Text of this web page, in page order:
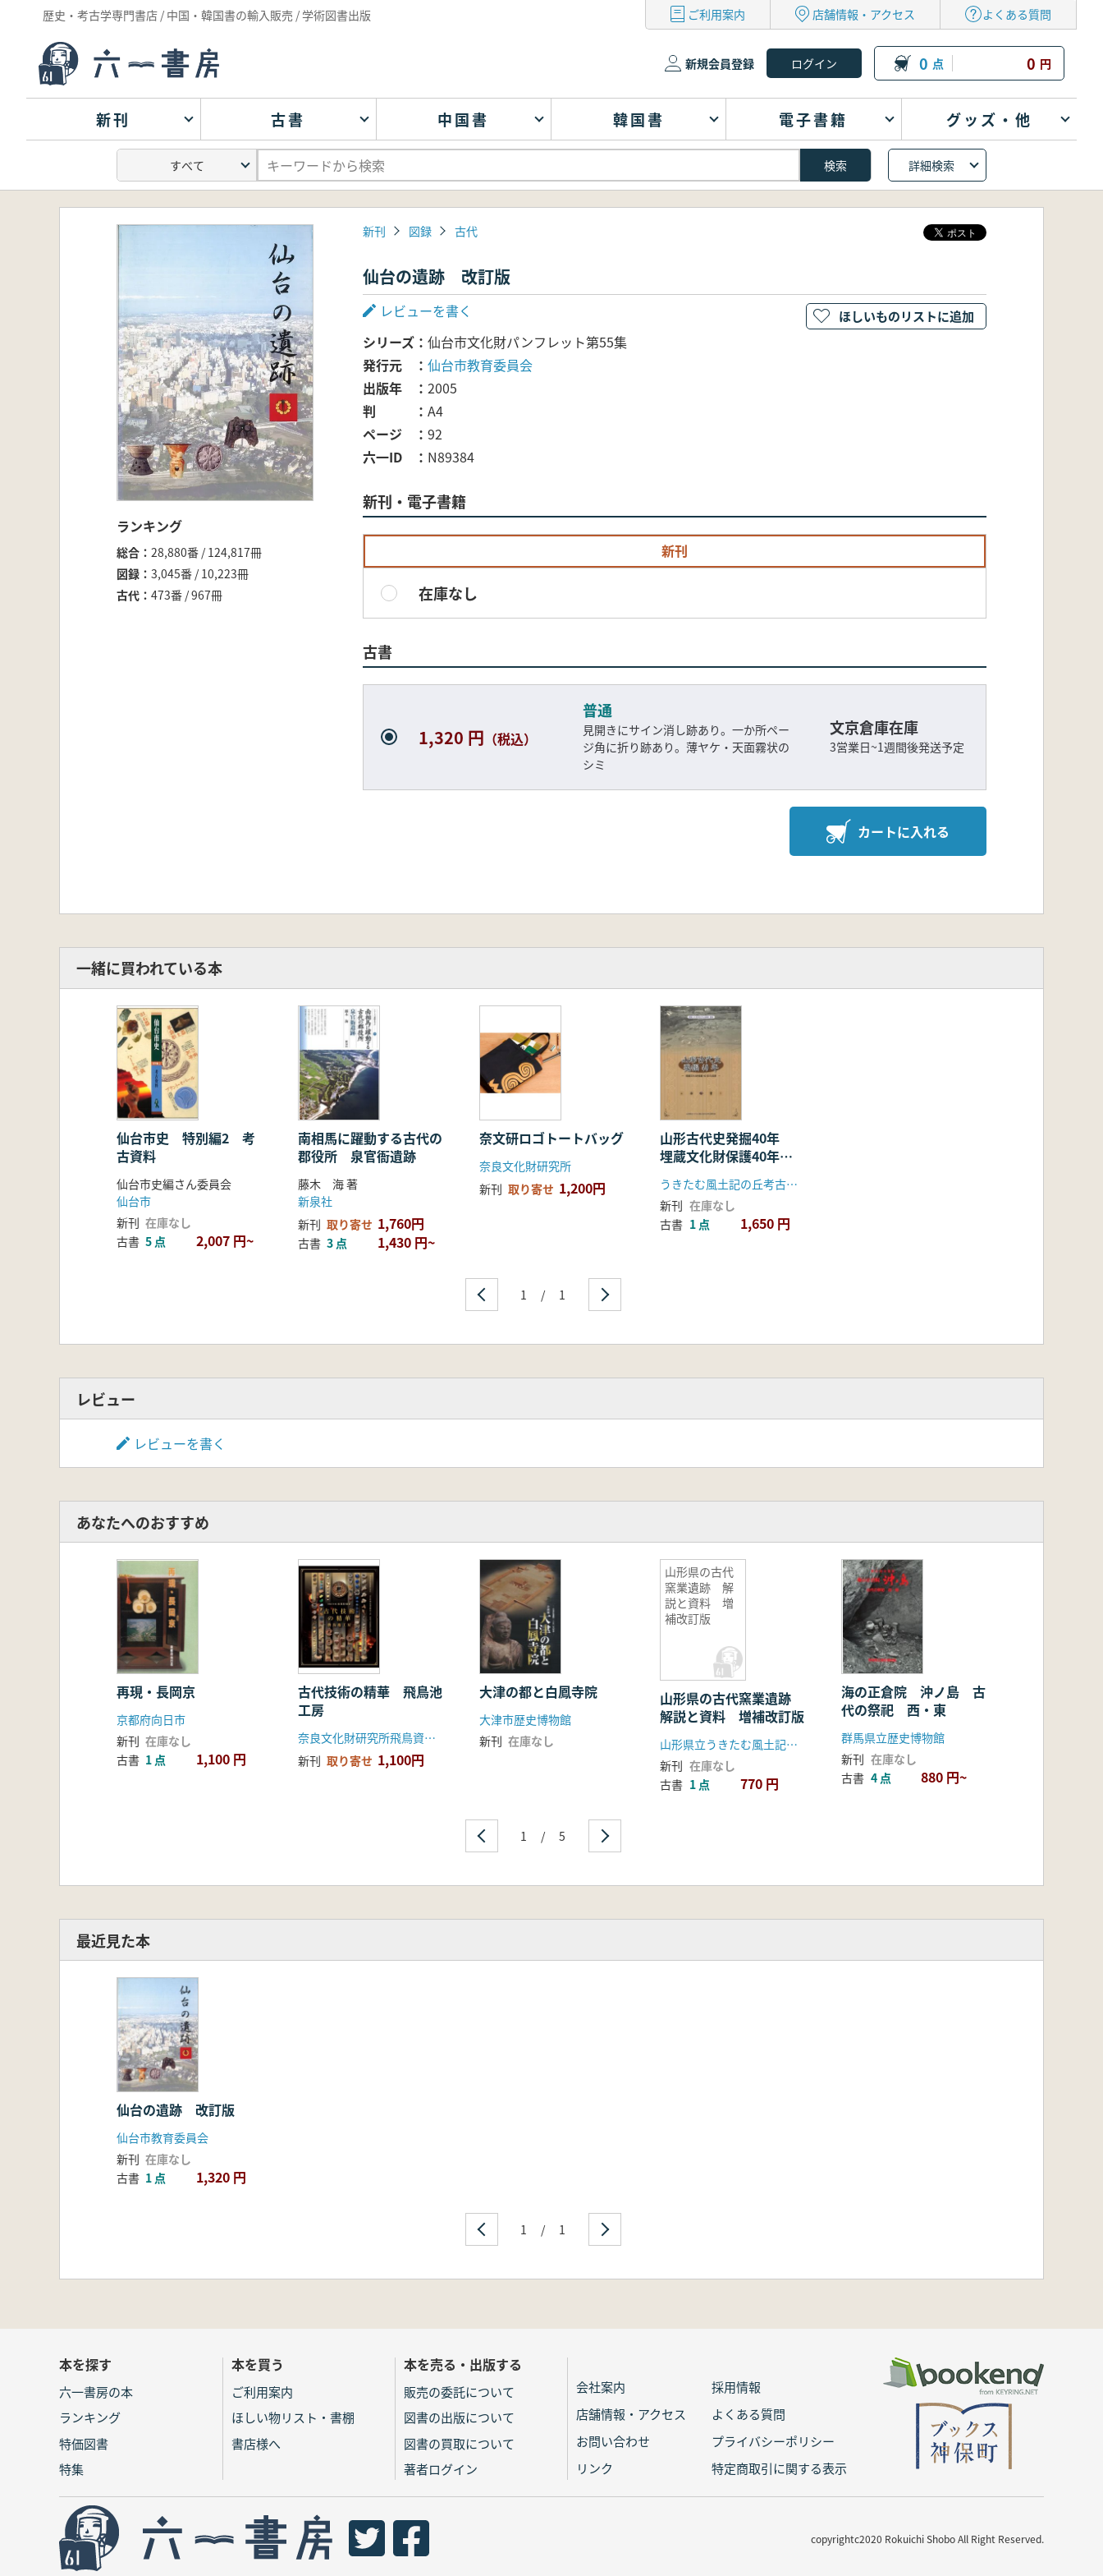
歴史・考古学専門書店 / 中国・韓国書の輸入販売 / 学術図書出版 ご利用案内 店舗情報・アクセス よくある質問
新規会員登録 0 点 0 円
新刊 古書 中国書 韓国書 電子書籍 グッズ・他
詳細検索
ランキング
総合
28,880番 / 124,817冊
図録
3,045番 / 10,223冊
古代
473番 / 967冊
新刊 図録 古代
仙台の遺跡 改訂版
レビューを書く
シリーズ
仙台市文化財パンフレット第55集
発行元
仙台市教育委員会
出版年
2005
判
A4
ページ
92
六一ID
N89384
新刊・電子書籍
新刊
在庫なし
古書
1,320 円 （税込）
普通
見開きにサイン消し跡あり。一か所ペー
ジ角に折り跡あり。薄ヤケ・天面霧状の
シミ
文京倉庫在庫
3営業日~1週間後発送予定
カートに入れる
ほしいものリストに追加
一緒に買われている本
仙台市史 特別編2 考
古資料
仙台市史編さん委員会
仙台市
新刊 在庫なし
古書 5 点 2,007 円~
南相馬に躍動する古代の
郡役所 泉官衙遺跡
藤木 海 著
新泉社
新刊 取り寄せ 1,760円
古書 3 点 1,430 円~
奈文研ロゴトートバッグ
奈良文化財研究所
新刊 取り寄せ 1,200円
山形古代史発掘40年
埋蔵文化財保護40年の
うきたむ風土記の丘考古資料館
新刊 在庫なし
古書 1 点 1,650 円
1 / 1
レビュー
レビューを書く
あなたへのおすすめ
再現・長岡京
京都府向日市
新刊 在庫なし
古書 1 点 1,100 円
古代技術の精華 飛鳥池
工房
奈良文化財研究所飛鳥資料館
新刊 取り寄せ 1,100円
大津の都と白鳳寺院
大津市歴史博物館
新刊 在庫なし
山形県の古代
窯業遺跡 解
説と資料 増
補改訂版
山形県の古代窯業遺跡
解説と資料 増補改訂版
山形県立うきたむ風土記の丘考古資料館
新刊 在庫なし
古書 1 点 770 円
海の正倉院 沖ノ島 古
代の祭祀 西・東
群馬県立歴史博物館
新刊 在庫なし
古書 4 点 880 円~
1 / 5
最近見た本
仙台の遺跡 改訂版
仙台市教育委員会
新刊 在庫なし
古書 1 点 1,320 円
1 / 1
本を探す
六一書房の本
ランキング
特価図書
特集
本を買う
ご利用案内
ほしい物リスト・書棚
書店様へ
本を売る・出版する
販売の委託について
図書の出版について
図書の買取について
著者ログイン
会社案内
採用情報
店舗情報・アクセス
よくある質問
お問い合わせ
プライバシーポリシー
リンク
特定商取引に関する表示
copyrightc2020 Rokuichi Shobo All Right Reserved.